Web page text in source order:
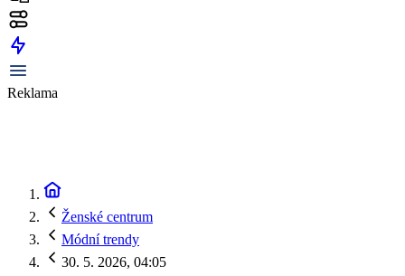
Reklama
Ženské centrum
Módní trendy
30. 5. 2026, 04:05